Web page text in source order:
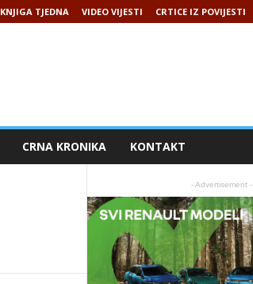
KNJIGA TJEDNA VIDEO VIJESTI CRTICE IZ POVIJESTI
CRNA KRONIKA KONTAKT
- Advertisement -